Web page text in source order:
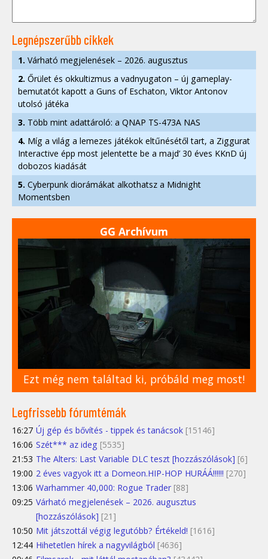
Legnépszerűbb cikkek
1. Várható megjelenések – 2026. augusztus
2. Őrület és okkultizmus a vadnyugaton – új gameplay-
bemutatót kapott a Guns of Eschaton, Viktor Antonov
utolsó játéka
3. Több mint adattároló: a QNAP TS-473A NAS
4. Míg a világ a lemezes játékok eltűnésétől tart, a Ziggurat
Interactive épp most jelentette be a majd’ 30 éves KKnD új
dobozos kiadását
5. Cyberpunk diorámákat alkothatsz a Midnight
Momentsben
GG Archívum
Ezt még nem találtad ki, próbáld meg most!
Legfrissebb fórumtémák
16:27 Új gép és bővítés - tippek és tanácsok [15146]
16:06 Szét*** az ideg [5535]
21:53 The Alters: Last Variable DLC teszt [hozzászólások] [6]
19:00 2 éves vagyok itt a Domeon.HIP-HOP HURÁÁ!!!!!! [270]
13:06 Warhammer 40,000: Rogue Trader [88]
09:25 Várható megjelenések – 2026. augusztus
[hozzászólások] [21]
10:50 Mit játszottál végig legutóbb? Értékeld! [1616]
12:44 Hihetetlen hírek a nagyvilágból [4636]